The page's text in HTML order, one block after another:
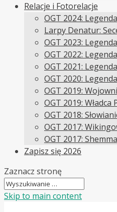
Relacje i Fotorelacje
OGT 2024:
Larpy Denatur:
OGT 2023:
OGT 2022:
OGT 2021:
OGT 2020:
OGT 2019:
OGT 2019:
OGT 2018:
OGT 2017:
OGT 2017:
Zapisz się 2026
Zaznacz stronę
Skip to main content